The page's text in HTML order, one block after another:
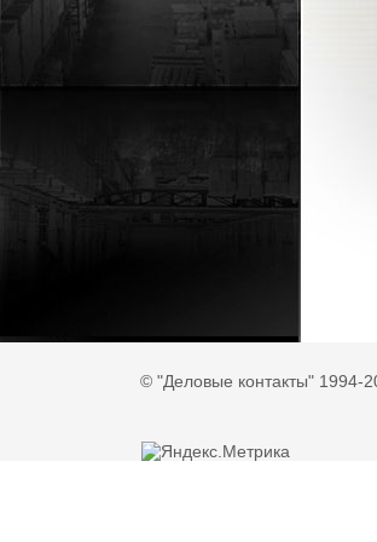
© "Деловые контакты" 1994-